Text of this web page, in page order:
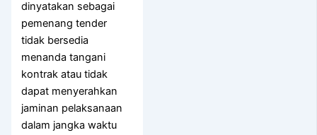
dinyatakan sebagai
pemenang tender
tidak bersedia
menanda tangani
kontrak atau tidak
dapat menyerahkan
jaminan pelaksanaan
dalam jangka waktu